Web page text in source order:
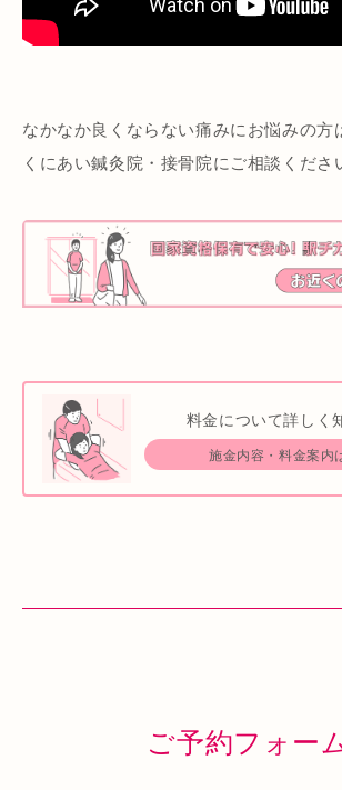
なかなか良くならない痛みにお悩みの方
くにあい鍼灸院・接骨院にご相談くださ
料金について詳しく
施金内容・料金案内
ご予約フォー